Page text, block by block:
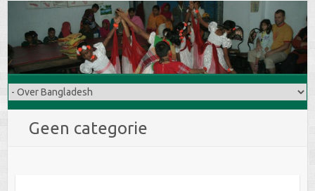
Geen categorie